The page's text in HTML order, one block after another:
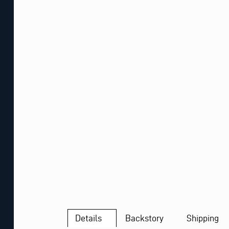
Details Backstory Shipping